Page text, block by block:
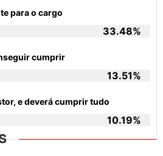
para o cargo
33.48%
cumprir
13.51%
e deverá cumprir tudo
10.19%